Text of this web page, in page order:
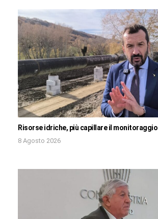
Risorse idriche, più capillare il monitoraggio
8 Agosto 2026